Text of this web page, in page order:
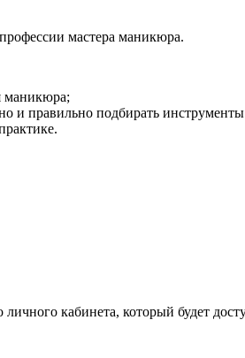
мастера маникюра.
маникюра;
и правильно подбирать
кабинета, который будет